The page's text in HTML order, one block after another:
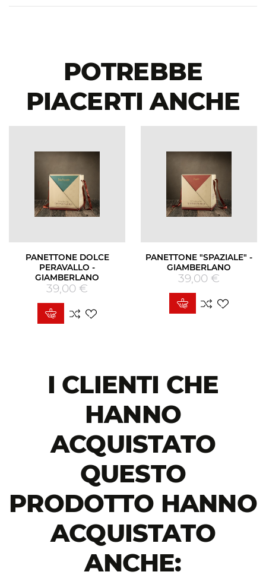
POTREBBE
PIACERTI ANCHE
PANETTONE DOLCE
PERAVALLO -
GIAMBERLANO
Prezzo
39,00 €
PANETTONE "SPAZIALE" -
GIAMBERLANO
Prezzo
39,00 €
I CLIENTI CHE
HANNO
ACQUISTATO
QUESTO
PRODOTTO HANNO
ACQUISTATO
ANCHE: